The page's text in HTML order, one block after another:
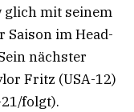
glich mit seinem
Saison im Head-
nächster
Fritz (USA-12)
folgt).